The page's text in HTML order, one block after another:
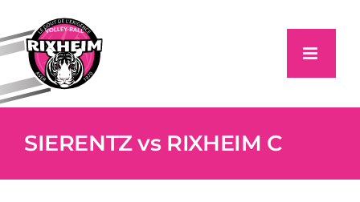
contenu
SIERENTZ vs RIXHEIM C